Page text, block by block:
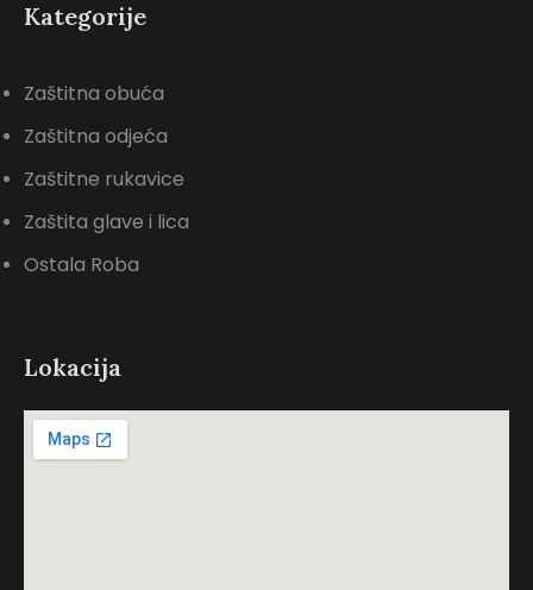
Kategorije
Zaštitna obuća
Zaštitna odjeća
Zaštitne rukavice
Zaštita glave i lica
Ostala Roba
Lokacija